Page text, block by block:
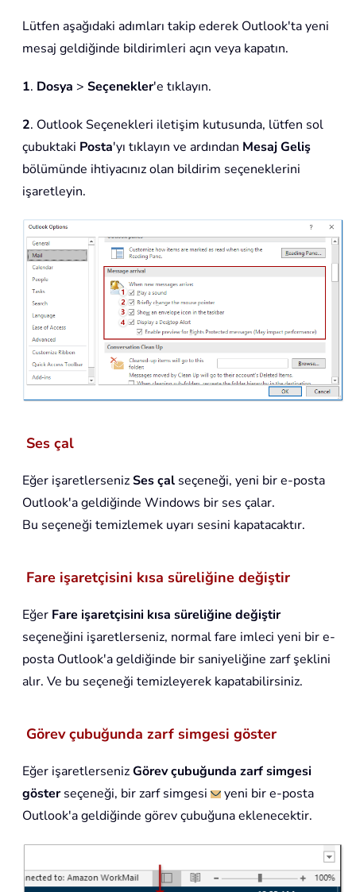
Lütfen aşağıdaki adımları takip ederek Outlook'ta yeni
mesaj geldiğinde bildirimleri açın veya kapatın.
1. Dosya > Seçenekler'e tıklayın.
2. Outlook Seçenekleri iletişim kutusunda, lütfen sol
çubuktaki Posta'yı tıklayın ve ardından Mesaj Geliş
bölümünde ihtiyacınız olan bildirim seçeneklerini
işaretleyin.
Ses çal
Eğer işaretlersenizSes çal seçeneği, yeni bir e-posta
Outlook'a geldiğinde Windows bir ses çalar.
Bu seçeneği temizlemek uyarı sesini kapatacaktır.
Fare işaretçisini kısa süreliğine değiştir
Eğer Fare işaretçisini kısa süreliğine değiştir
seçeneğini işaretlerseniz, normal fare imleci yeni bir e-
posta Outlook'a geldiğinde bir saniyeliğine zarf şeklini
alır. Ve bu seçeneği temizleyerek kapatabilirsiniz.
Görev çubuğunda zarf simgesi göster
Eğer işaretlersenizGörev çubuğunda zarf simgesi
gösterseçeneği, bir zarf simgesi
yeni bir e-posta
Outlook'a geldiğinde görev çubuğuna eklenecektir.